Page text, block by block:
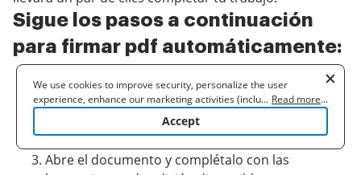
Sigue los pasos a continuación
para firmar pdf automáticamente:
Inicia sesión en tu cuenta de airSlate SignNow o
créala y comienza unaprueba gratuita.
Haz clic en el botónSubir o Crear
un archivo que requiera eSigning.
Abre el documento y complétalo con las
We use cookies to improve security, personalize the user
experience, enhance our marketing activities (including
cooperating with our 3rd party partners) and for other business
to learn more. By clicking "Accept"
... Read more...
Accept